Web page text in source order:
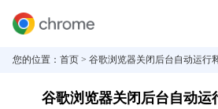
您的位置： 首页 > 谷歌浏览器关闭后台自动运行
谷歌浏览器关闭后台自动运